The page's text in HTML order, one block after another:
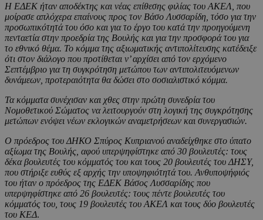
Η ΕΔΕΚ ήταν αποδέκτης και νέας επίθεσης φιλίας του ΑΚΕΛ, που
μοίρασε απλόχερα επαίνους προς τον Βάσο Λυσσαρίδη, τόσο για την
προσωπικότητά του όσο και για το έργο του κατά την προηγούμενη
πενταετία στην προεδρία της Βουλής και για την προσφορά του για
το εθνικό θέμα. Το κόμμα της αξιωματικής αντιπολίτευσης κατέδειξε
ότι στον διάλογο που προτίθεται ν’ αρχίσει από τον ερχόμενο
Σεπτέμβριο για τη συγκρότηση μετώπου των αντιπολιτευόμενων
δυνάμεων, προτεραιότητα θα δώσει στο σοσιαλιστικό κόμμα.
Τα κόμματα συνέχισαν και χθες στην πρώτη συνεδρία του
Νομοθετικού Σώματος να λειτουργούν στη λογική της συγκρότησης
μετώπων ενόψει νέων εκλογικών αναμετρήσεων και συνεργασιών.
Ο πρόεδρος του ΔΗΚΟ Σπύρος Κυπριανού αναδείχθηκε στο ύπατο
αξίωμα της Βουλής, αφού υπερψηφίστηκε από 30 βουλευτές: τους
δέκα βουλευτές του κόμματός του και τους 20 βουλευτές του ΔΗΣΥ,
που στήριξε ευθύς εξ αρχής την υποψηφιότητά του. Ανθυποψήφιός
του ήταν ο πρόεδρος της ΕΔΕΚ Βάσος Λυσσαρίδης που
υπερψηφίστηκε από 26 βουλευτές: τους πέντε βουλευτές του
κόμματός του, τους 19 βουλευτές του ΑΚΕΛ και τους δύο βουλευτές
του ΚΕΔ.